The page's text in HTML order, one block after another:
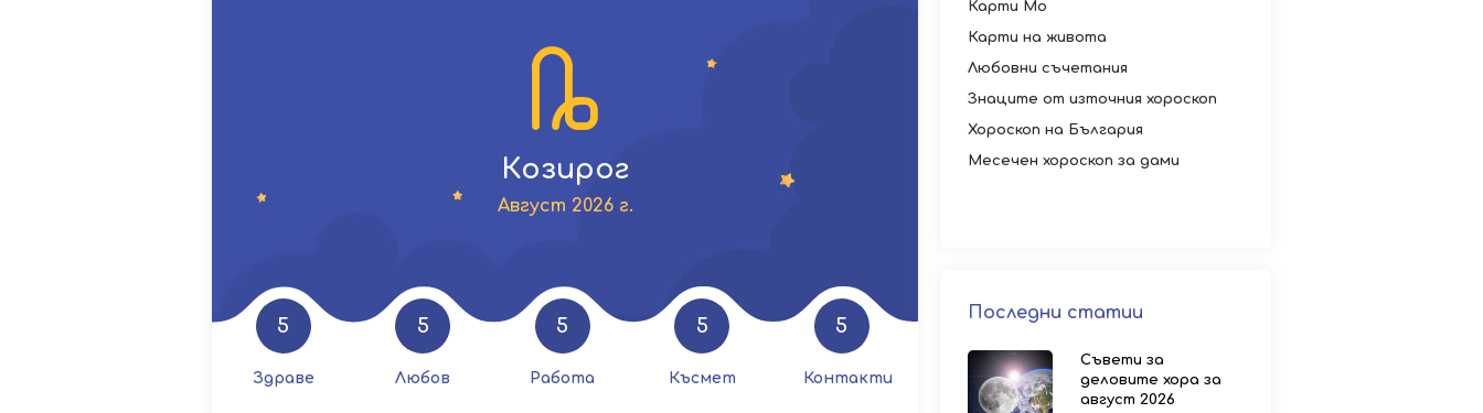
Козирог
Август 2026 г.
5
Здраве
5
Любов
5
Работа
5
Късмет
5
Контакти
Карти Мо
Карти на живота
Любовни съчетания
Знаците от източния хороскоп
Хороскоп на България
Месечен хороскоп за дами
Последни статии
Съвети за
деловите хора за
август 2026